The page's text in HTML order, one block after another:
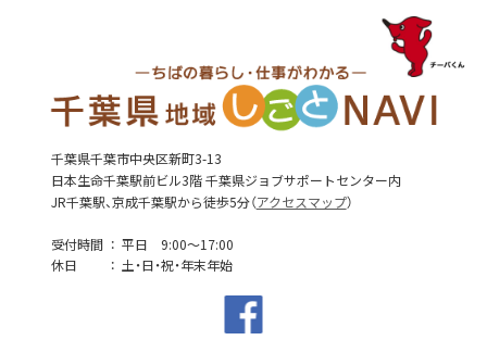
千葉県千葉市中央区新町3-13
日本生命千葉駅前ビル3階 千葉県ジョブサポートセンター内
JR千葉駅、京成千葉駅から徒歩5分（アクセスマップ）
受付時間
平日 9:00～17:00
休日
土・日・祝・年末年始